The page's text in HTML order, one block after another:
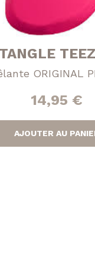
TANGLE
ORIGINAL
14,95 €
AJOUTER AU